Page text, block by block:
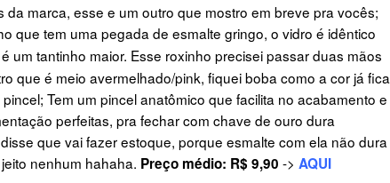
da marca, esse e um outro que mostro em breve pra vocês;
que tem uma pegada de esmalte gringo, o vidro é idêntico
um tantinho maior. Esse roxinho precisei passar duas mãos
que é meio avermelhado/pink, fiquei boba como a cor já fica
Tem um pincel anatômico que facilita no acabamento e
perfeitas, pra fechar com chave de ouro dura
que vai fazer estoque, porque esmalte com ela não dura
nenhum hahaha. Preço médio: R$ 9,90 -> AQUI